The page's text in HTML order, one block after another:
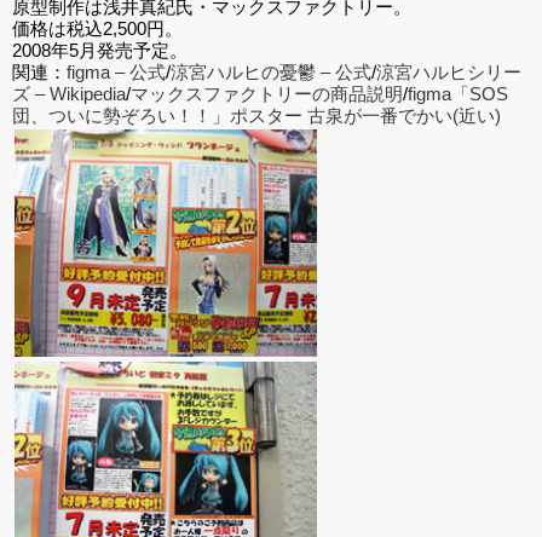
原型制作は浅井真紀氏・マックスファクトリー。
価格は税込2,500円。
2008年5月発売予定。
関連： figma – 公式/涼宮ハルヒの憂鬱 – 公式/涼宮ハルヒシリー
ズ – Wikipedia/マックスファクトリーの商品説明/figma「SOS
団、ついに勢ぞろい！！」ポスター 古泉が一番でかい(近い)